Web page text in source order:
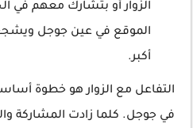
الزوار أو بتشارك معهم في
الموقع في عين جوجل ويشجع
أكبر.
التفاعل مع الزوار هو خطوة
في جوجل. كلما زادت المشاركة